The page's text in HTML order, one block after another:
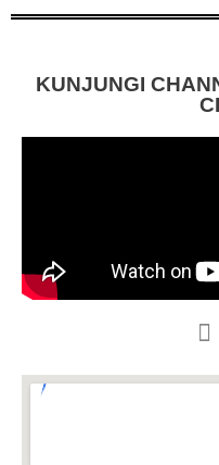
KUNJUNGI